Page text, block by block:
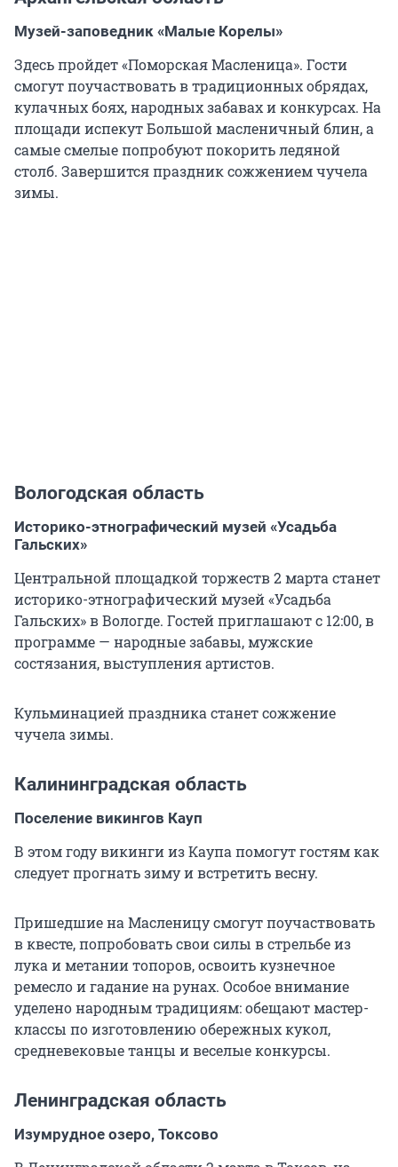
Музей-заповедник «Малые Корелы»
Здесь пройдет «Поморская Масленица». Гости
смогут поучаствовать в традиционных обрядах,
кулачных боях, народных забавах и конкурсах. На
площади испекут Большой масленичный блин, а
самые смелые попробуют покорить ледяной
столб. Завершится праздник сожжением чучела
зимы.
Вологодская область
Историко-этнографический музей «Усадьба
Гальских»
Центральной площадкой торжеств 2 марта станет
историко-этнографический музей «Усадьба
Гальских» в Вологде. Гостей приглашают с 12:00, в
программе — народные забавы, мужские
состязания, выступления артистов.
Кульминацией праздника станет сожжение
чучела зимы.
Калининградская область
Поселение викингов Кауп
В этом году викинги из Каупа помогут гостям как
следует прогнать зиму и встретить весну.
Пришедшие на Масленицу смогут поучаствовать
в квесте, попробовать свои силы в стрельбе из
лука и метании топоров, освоить кузнечное
ремесло и гадание на рунах. Особое внимание
уделено народным традициям: обещают мастер-
классы по изготовлению обережных кукол,
средневековые танцы и веселые конкурсы.
Ленинградская область
Изумрудное озеро, Токсово